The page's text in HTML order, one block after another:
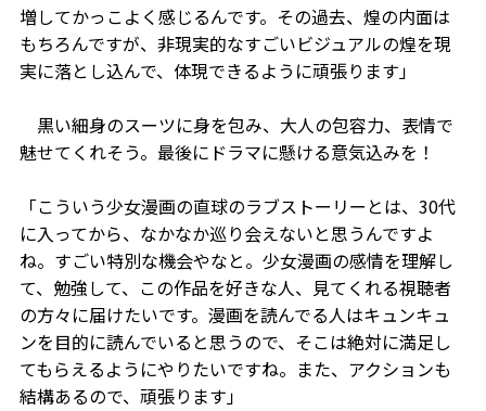
増してかっこよく感じるんです。その過去、煌の内面は
もちろんですが、非現実的なすごいビジュアルの煌を現
実に落とし込んで、体現できるように頑張ります」
黒い細身のスーツに身を包み、大人の包容力、表情で
魅せてくれそう。最後にドラマに懸ける意気込みを！
「こういう少女漫画の直球のラブストーリーとは、30代
に入ってから、なかなか巡り会えないと思うんですよ
ね。すごい特別な機会やなと。少女漫画の感情を理解し
て、勉強して、この作品を好きな人、見てくれる視聴者
の方々に届けたいです。漫画を読んでる人はキュンキュ
ンを目的に読んでいると思うので、そこは絶対に満足し
てもらえるようにやりたいですね。また、アクションも
結構あるので、頑張ります」